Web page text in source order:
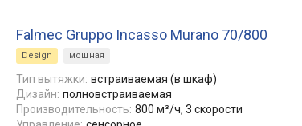
Falmec Gruppo Incasso Murano 70/800
Design мощная
Тип вытяжки: встраиваемая (в шкаф)
Дизайн: полновстраиваемая
Производительность: 800 м³/ч, 3 скорости